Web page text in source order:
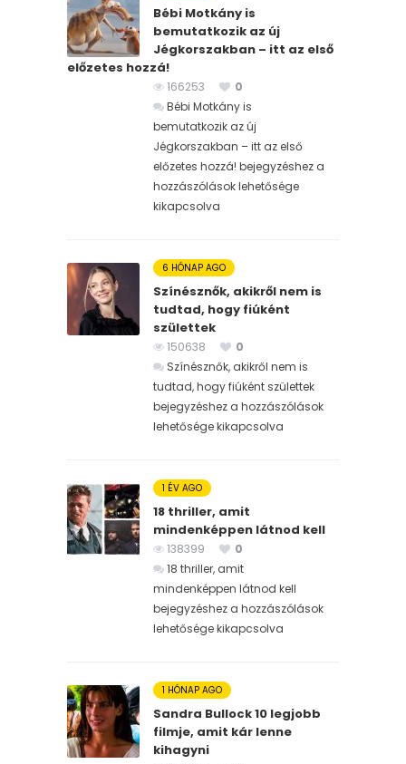
Bébi Motkány is
bemutatkozik az új
Jégkorszakban – itt az első
előzetes hozzá!
166253
0
Bébi Motkány is
bemutatkozik az új
Jégkorszakban – itt az első
előzetes hozzá! bejegyzéshez a
hozzászólások lehetősége
kikapcsolva
6 HÓNAP AGO
Színésznők, akikről nem is
tudtad, hogy fiúként
születtek
150638
0
Színésznők, akikről nem is
tudtad, hogy fiúként születtek
bejegyzéshez a hozzászólások
lehetősége kikapcsolva
1 ÉV AGO
18 thriller, amit
mindenképpen látnod kell
138399
0
18 thriller, amit
mindenképpen látnod kell
bejegyzéshez a hozzászólások
lehetősége kikapcsolva
1 HÓNAP AGO
Sandra Bullock 10 legjobb
filmje, amit kár lenne
kihagyni